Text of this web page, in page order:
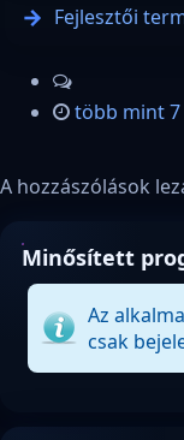
Fejlesztői
több mint 7
A hozzászólások
Minősített
Az
csak